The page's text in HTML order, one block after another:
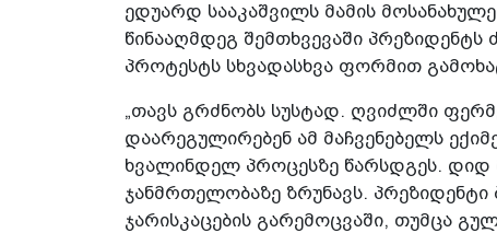
ედუარდ სააკაშვილს მამის
წინააღმდეგ შემთხვევაში პრეზიდენტს
პროტესტს სხვადასხვა ფორმით
„თავს გრძნობს სუსტად. ღვიძლში
დაარეგულირებენ ამ მაჩვენებელს
ხვალინდელ პროცესზე წარსდგეს. დიდ
ჯანმრთელობაზე ზრუნავს.
ჯარისკაცების გარემოცვაში, თუმცა